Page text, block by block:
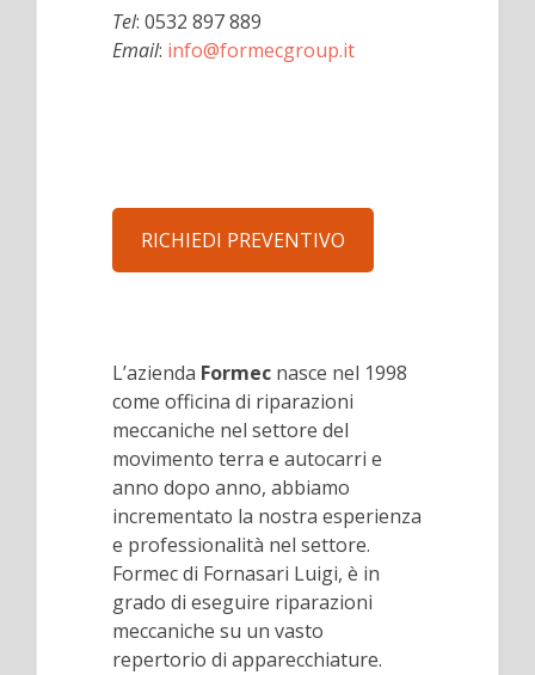
Tel: 0532 897 889
Email: info@formecgroup.it
RICHIEDI PREVENTIVO
L’azienda Formec nasce nel 1998
come officina di riparazioni
meccaniche nel settore del
movimento terra e autocarri e
anno dopo anno, abbiamo
incrementato la nostra esperienza
e professionalità nel settore.
Formec di Fornasari Luigi, è in
grado di eseguire riparazioni
meccaniche su un vasto
repertorio di apparecchiature.